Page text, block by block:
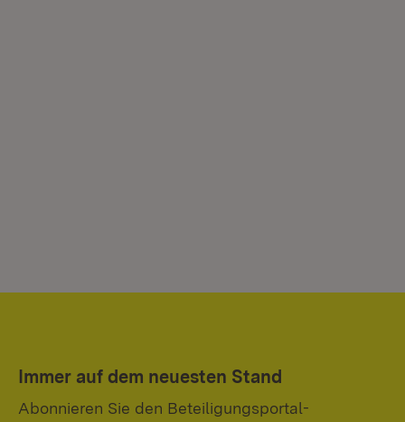
Immer auf dem neuesten Stand
Abonnieren Sie den Beteiligungsportal-